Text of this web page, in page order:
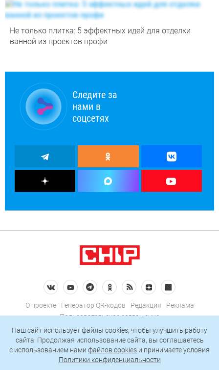
Не только плитка: 5 эффектных идей для отделки
ванной из проектов профи
Следите за
нами в
соцсетях
О проекте Генератор QR-кодов Редакция
Реклама
Пользовательское соглашение
Политика конфиденциальности
Подписаться на рассылку
Наш сайт использует файлы cookies, чтобы улучшить работу
сайта. Продолжая использование сайта, вы соглашаетесь
c использованием нами файлов cookies и принимаете условия
Политики конфиденциальности